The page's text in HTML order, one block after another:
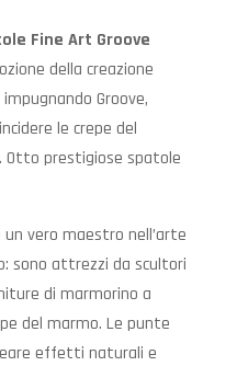
Fine Art Groove
della creazione
Groove,
le crepe del
prestigiose spatole
un vero maestro nell’arte
sono attrezzi da scultori
di marmorino a
del marmo. Le punte
effetti naturali e